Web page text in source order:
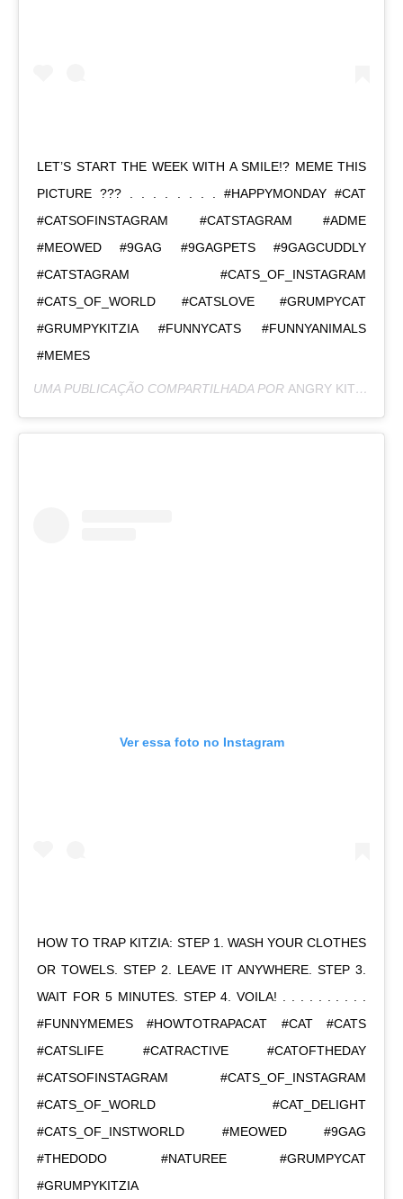
LET’S START THE WEEK WITH A SMILE!? MEME THIS
PICTURE ??? . . . . . . . . #HAPPYMONDAY #CAT
#CATSOFINSTAGRAM #CATSTAGRAM #ADME
#MEOWED #9GAG #9GAGPETS #9GAGCUDDLY
#CATSTAGRAM #CATS_OF_INSTAGRAM
#CATS_OF_WORLD #CATSLOVE #GRUMPYCAT
#GRUMPYKITZIA #FUNNYCATS #FUNNYANIMALS
#MEMES
UMA PUBLICAÇÃO COMPARTILHADA POR ANGRY KITZIA
Ver essa foto no Instagram
HOW TO TRAP KITZIA: STEP 1. WASH YOUR CLOTHES
OR TOWELS. STEP 2. LEAVE IT ANYWHERE. STEP 3.
WAIT FOR 5 MINUTES. STEP 4. VOILA! . . . . . . . . . .
#FUNNYMEMES #HOWTOTRAPACAT #CAT #CATS
#CATSLIFE #CATRACTIVE #CATOFTHEDAY
#CATSOFINSTAGRAM #CATS_OF_INSTAGRAM
#CATS_OF_WORLD #CAT_DELIGHT
#CATS_OF_INSTWORLD #MEOWED #9GAG
#THEDODO #NATUREE #GRUMPYCAT
#GRUMPYKITZIA